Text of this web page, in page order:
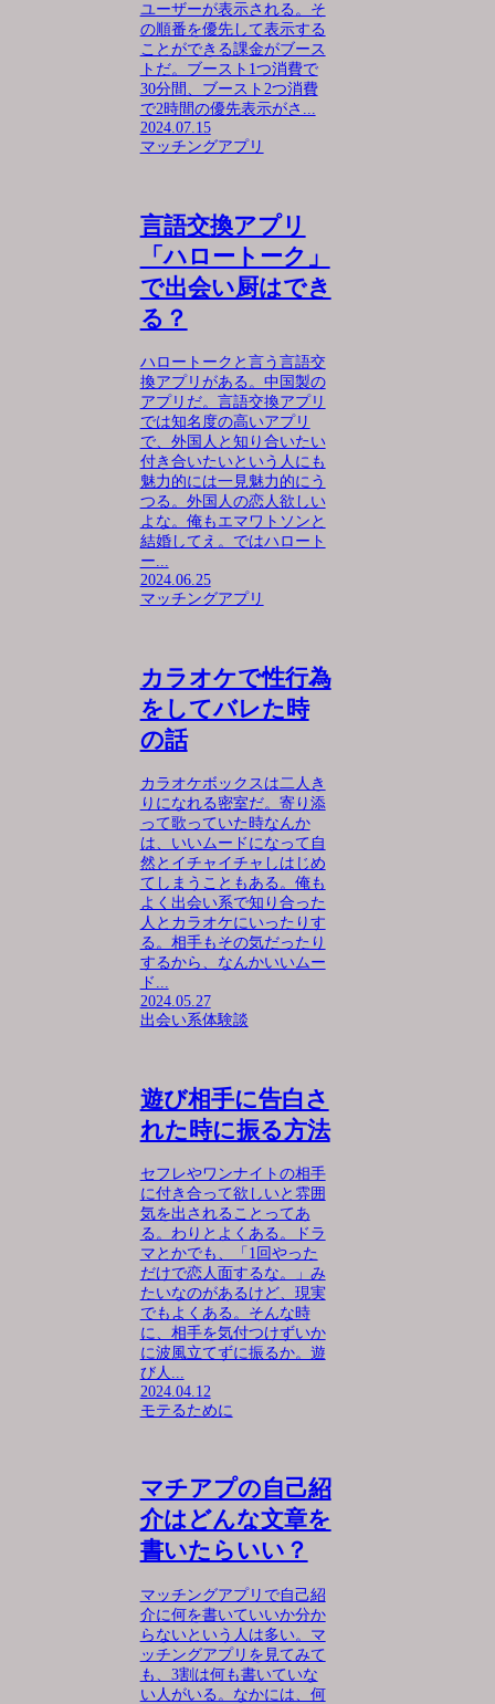
ユーザーが表示される。そ
の順番を優先して表示する
ことができる課金がブース
トだ。ブースト1つ消費で
30分間、ブースト2つ消費
で2時間の優先表示がさ...
2024.07.15
マッチングアプリ
言語交換アプリ
「ハロートーク」
で出会い厨はでき
る？
ハロートークと言う言語交
換アプリがある。中国製の
アプリだ。言語交換アプリ
では知名度の高いアプリ
で、外国人と知り合いたい
付き合いたいという人にも
魅力的には一見魅力的にう
つる。外国人の恋人欲しい
よな。俺もエマワトソンと
結婚してえ。ではハロート
ー...
2024.06.25
マッチングアプリ
カラオケで性行為
をしてバレた時
の話
カラオケボックスは二人き
りになれる密室だ。寄り添
って歌っていた時なんか
は、いいムードになって自
然とイチャイチャしはじめ
てしまうこともある。俺も
よく出会い系で知り合った
人とカラオケにいったりす
る。相手もその気だったり
するから、なんかいいムー
ド...
2024.05.27
出会い系体験談
遊び相手に告白さ
れた時に振る方法
セフレやワンナイトの相手
に付き合って欲しいと雰囲
気を出されることってあ
る。わりとよくある。ドラ
マとかでも、「1回やった
だけで恋人面するな。」み
たいなのがあるけど、現実
でもよくある。そんな時
に、相手を気付つけずいか
に波風立てずに振るか。遊
び人...
2024.04.12
モテるために
マチアプの自己紹
介はどんな文章を
書いたらいい？
マッチングアプリで自己紹
介に何を書いていいか分か
らないという人は多い。マ
ッチングアプリを見てみて
も、3割は何も書いていな
い人がいる。なかには、何